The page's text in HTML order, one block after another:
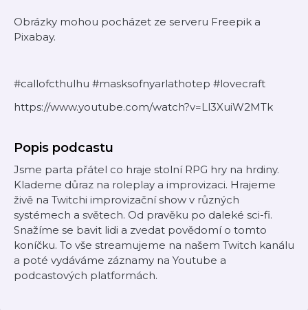
Obrázky mohou pocházet ze serveru Freepik a
Pixabay.
#callofcthulhu #masksofnyarlathotep #lovecraft
https://www.youtube.com/watch?v=Ll3XuiW2MTk
Popis podcastu
Jsme parta přátel co hraje stolní RPG hry na hrdiny.
Klademe důraz na roleplay a improvizaci. Hrajeme
živě na Twitchi improvizační show v různých
systémech a světech. Od pravěku po daleké sci-fi.
Snažíme se bavit lidi a zvedat povědomí o tomto
koníčku. To vše streamujeme na našem Twitch kanálu
a poté vydáváme záznamy na Youtube a
podcastových platformách.